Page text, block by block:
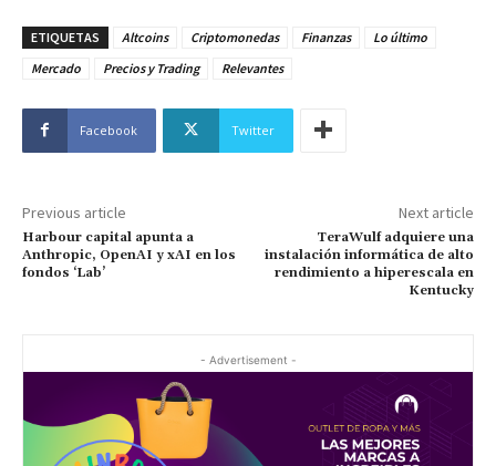
ETIQUETAS Altcoins Criptomonedas Finanzas
Lo último
Mercado
Precios y Trading Relevantes
Facebook Twitter
Previous article
Harbour capital apunta a
Anthropic, OpenAI y xAI en los
fondos ‘Lab’
Next article
TeraWulf adquiere una
instalación informática de alto
rendimiento a hiperescala en
Kentucky
- Advertisement -